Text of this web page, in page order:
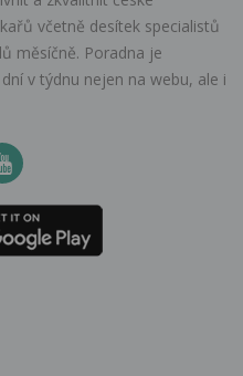
včetně desítek specialistů
měsíčně. Poradna je
v týdnu nejen na webu, ale i